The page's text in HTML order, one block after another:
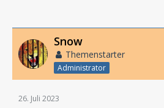
Snow
Themenstarter
Administrator
26. Juli 2023